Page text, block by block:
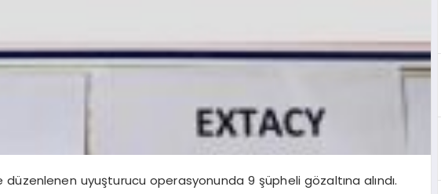
düzenlenen uyuşturucu operasyonunda 9 şüpheli gözaltına alındı.